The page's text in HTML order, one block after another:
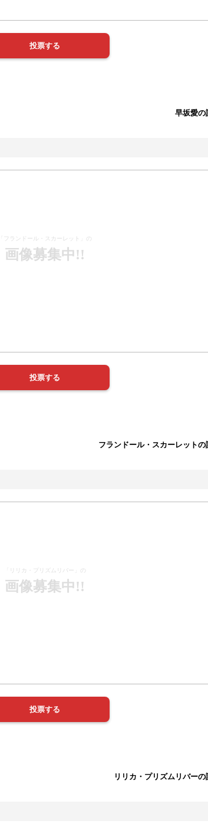
早坂愛の
「フランドール・スカーレット」の
画像募集中!!
フランドール・スカーレット
「リリカ・プリズムリバー」の
画像募集中!!
リリカ・プリズムリバー